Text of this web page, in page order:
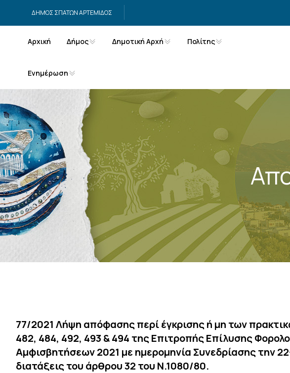
ΔΗΜΟΣ ΣΠΑΤΩΝ ΑΡΤΕΜΙΔΟΣ
Αρχική Δήμος Δημοτική Αρχή Πολίτης
Ενημέρωση
77/2021 Λήψη απόφασης περί έγκρισης ή μη των
482, 484, 492, 493 & 494 της Επιτροπής Επίλυσης
Αμφισβητήσεων 2021 με ημερομηνία Συνεδρίασης την
διατάξεις του άρθρου 32 του Ν.1080/80.